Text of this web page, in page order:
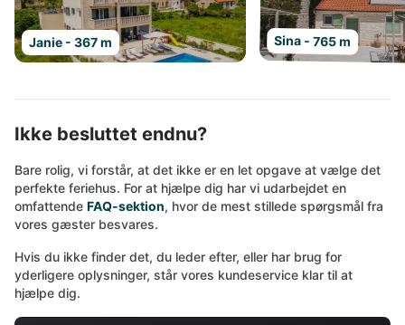
Janie - 367 m Sina - 765 m
Ikke besluttet endnu?
Bare rolig, vi forstår, at det ikke er en let opgave at vælge det
perfekte feriehus. For at hjælpe dig har vi udarbejdet en
omfattende FAQ-sektion, hvor de mest stillede spørgsmål fra
vores gæster besvares.
Hvis du ikke finder det, du leder efter, eller har brug for
yderligere oplysninger, står vores kundeservice klar til at
hjælpe dig.